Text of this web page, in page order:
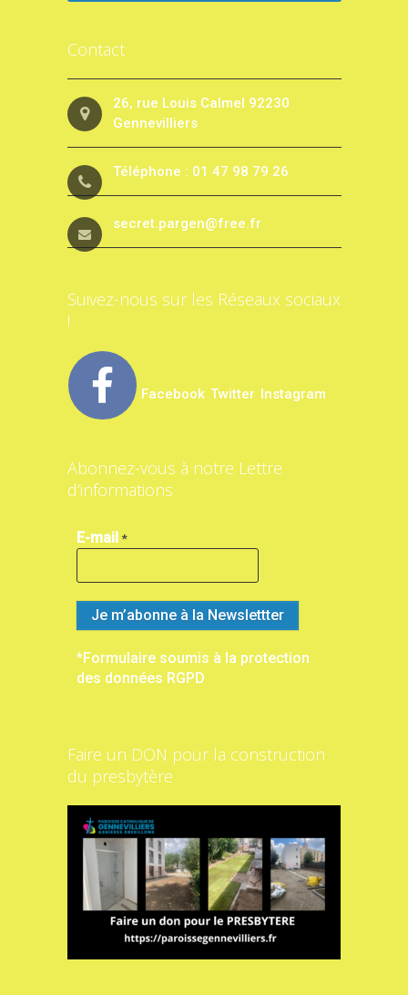
Contact
26, rue Louis Calmel 92230
Gennevilliers
Téléphone : 01 47 98 79 26
secret.pargen@free.fr
Suivez-nous sur les Réseaux sociaux
!
Facebook Twitter Instagram
Abonnez-vous à notre Lettre
d’informations
E-mail *
*Formulaire soumis à la protection
des données RGPD
Faire un DON pour la construction
du presbytère